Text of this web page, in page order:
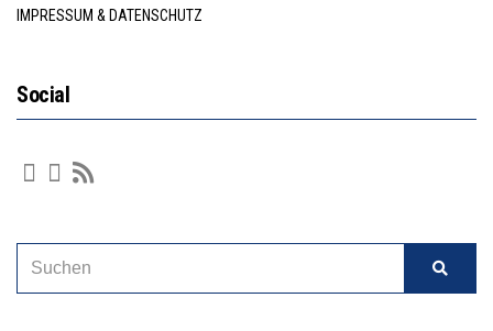
IMPRESSUM & DATENSCHUTZ
Social